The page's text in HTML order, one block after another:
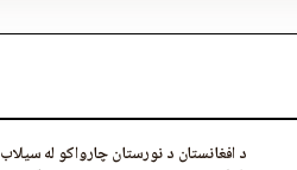
د افغانستان د نورستان چارواکو له سیلاب